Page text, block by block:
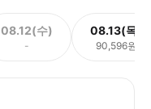
08.12(수)
-
08.13(목)
90,596원